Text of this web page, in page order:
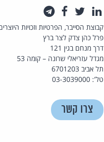
לינקדאין
טוויטרפייסבוק
קבוצת הסייבר, הפרטיות וזכויות
פרל כהן צדק לצר ברץ
דרך מנחם בגין 121
מגדל עזריאלי שרונה – קומה 53
תל אביב 6701203
טל': 03-3039000
צרו קשר